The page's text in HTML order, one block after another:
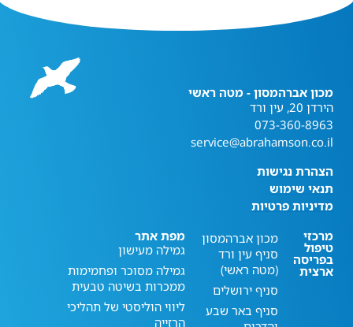
מכון אברהמסון - מטה ראשי
הירדן 20, עין ורד
073-360-8963
service@abrahamson.co.il
הצהרת נגישות
תנאי שימוש
מדיניות פרטיות
מרכזי
טיפול
בפריסה
ארצית
מכון אברהמסון
סניף עין ורד
(מטה ראשי)
סניף ירושלים
סניף באר שבע
מפת אתר
גמילה מעישון
גמילה מסוכר ופחמימות
ממכרות בשיטה טבעית
ליווי הוליסטי של תהליכי
הרזייה